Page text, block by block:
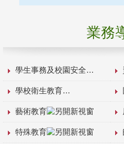
業務
學生事務及校園安全
學校衛生教育
藝術教育
特殊教育